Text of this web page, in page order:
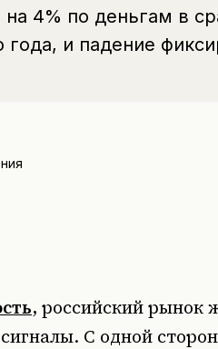
4% по деньгам в
и падение
, российский рынок
С одной